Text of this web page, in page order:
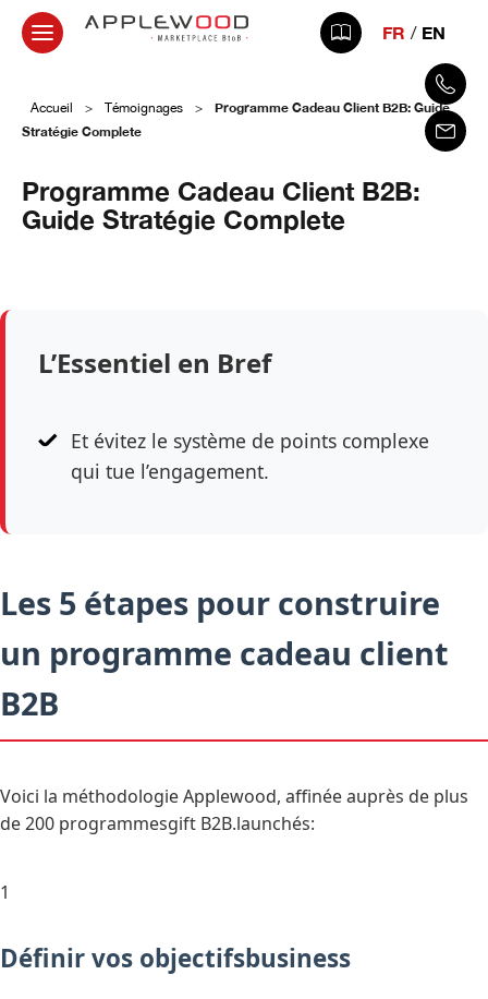
FR EN
Accueil > Témoignages >
Programme Cadeau Client B2B: Guide
Stratégie Complete
Programme Cadeau Client B2B:
Guide Stratégie Complete
L’Essentiel en Bref
Et évitez le système de points complexe
qui tue l’engagement.
Les 5 étapes pour construire
un programme cadeau client
B2B
Voici la méthodologie Applewood, affinée auprès de plus
de 200 programmesgift B2B.launchés:
1
Définir vos objectifsbusiness